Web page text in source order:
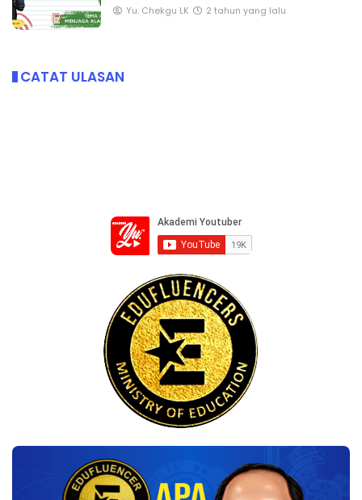
Yu. Chekgu LK 2 tahun yang lalu
CATAT ULASAN